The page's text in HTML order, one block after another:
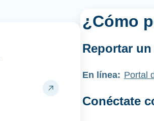
¿Cómo
Reportar un
En línea: Portal
Conéctate